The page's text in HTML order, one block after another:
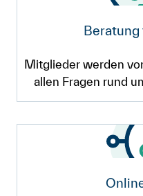
Mitglieder werden
allen Fragen rund